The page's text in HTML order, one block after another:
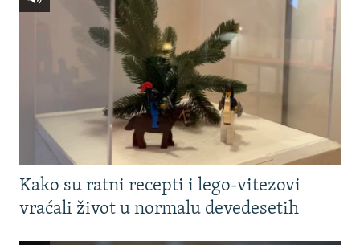
Kako su ratni recepti i lego-vitezovi
vraćali život u normalu devedesetih